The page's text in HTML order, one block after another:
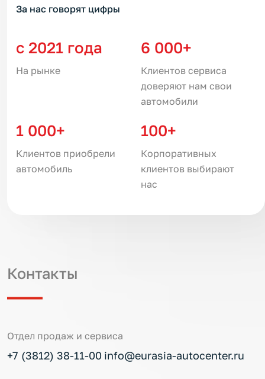
За нас говорят цифры
с 2021 года
На рынке
6 000+
Клиентов сервиса
доверяют нам свои
автомобили
1 000+
Клиентов приобрели
автомобиль
100+
Корпоративных
клиентов выбирают
нас
Контакты
Отдел продаж и сервиса
+7 (3812) 38-11-00 info@eurasia-autocenter.ru